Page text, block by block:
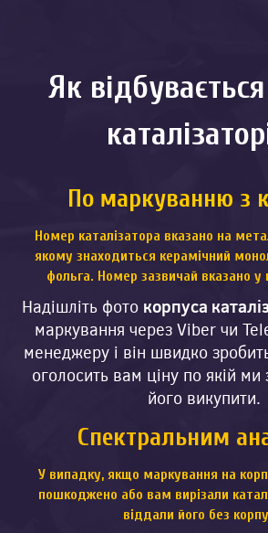
Як
По маркуванню з
Номер каталізатора вказано на
якому знаходиться керамічний
фольга. Номер зазвичай вказано у
Надішліть фото корпуса
маркування через Viber чи
менеджеру і він швидко
оголосить вам ціну по якій
його викупити.
Спектральним
У випадку, якщо маркування на
пошкоджено або вам вирізали
віддали його без